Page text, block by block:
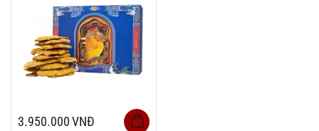
3.950.000VNĐ